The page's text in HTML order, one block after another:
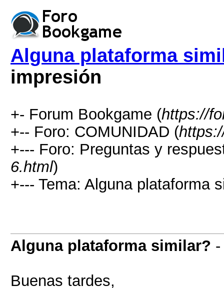
Alguna plataforma
impresión
+- Forum Bookgame (https://
+-- Foro: COMUNIDAD (
+--- Foro: Preguntas y
6.html)
+--- Tema: Alguna plataforma
Alguna plataforma similar?
Buenas tardes,